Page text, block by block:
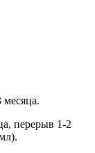
месяца.
перерыв 1-2